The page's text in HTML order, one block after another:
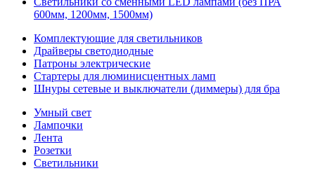
600мм, 1200мм, 1500мм)
Комплектующие для светильников
Драйверы светодиодные
Патроны электрические
Стартеры для люминисцентных ламп
Шнуры сетевые и выключатели (диммеры) для бра
Умный свет
Лампочки
Лента
Розетки
Светильники